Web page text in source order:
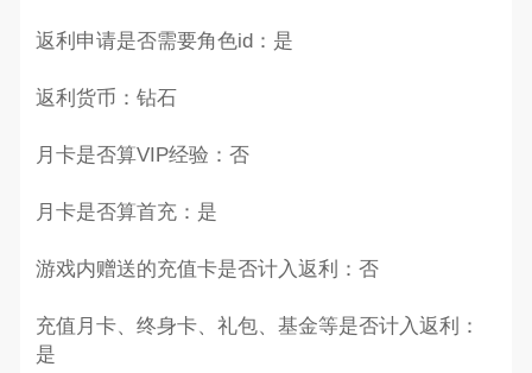
返利申请是否需要角色id：是
返利货币：钻石
月卡是否算VIP经验：否
月卡是否算首充：是
游戏内赠送的充值卡是否计入返利：否
充值月卡、终身卡、礼包、基金等是否计入返利：
是